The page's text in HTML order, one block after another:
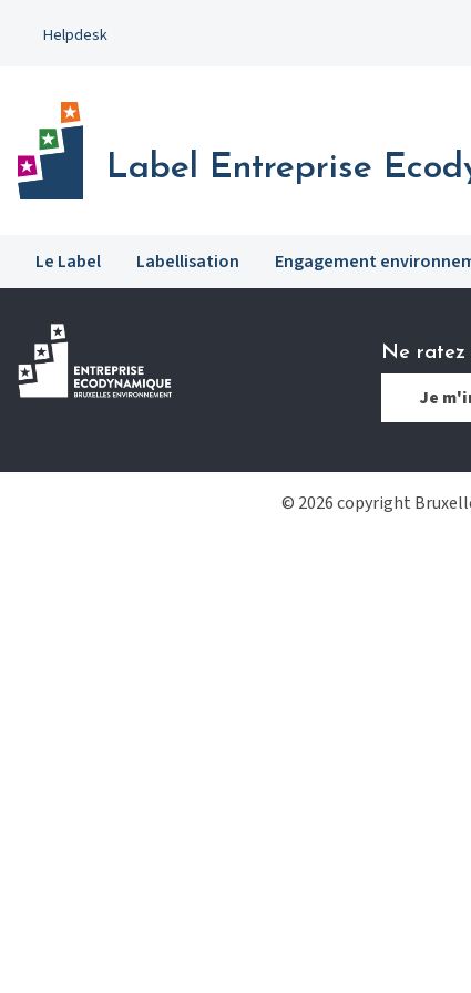
Helpdesk
Label Entreprise
Le Label Labellisation Engagement
Ne ratez
Je
© 2026 copyright